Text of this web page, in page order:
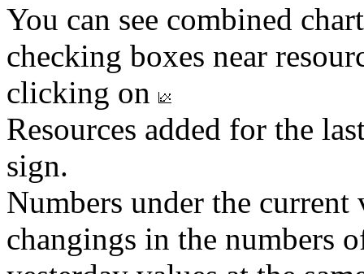
You can see combined
checking boxes near
clicking on
Resources added for the
sign.
Numbers under the
changings in the numbers